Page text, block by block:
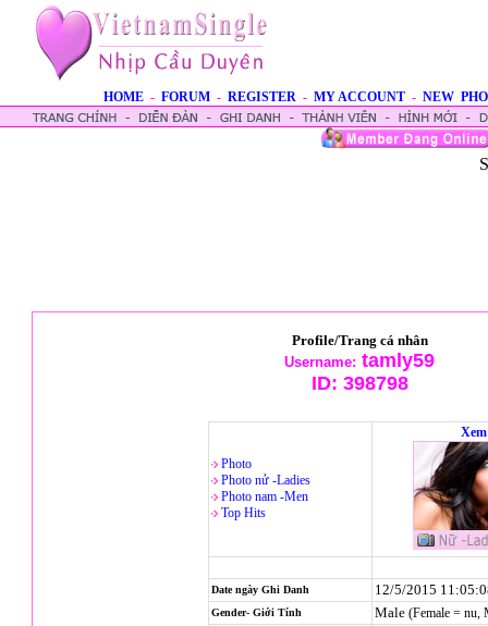
HOME - FORUM - REGISTER - MY ACCOUNT - NEW
Profile/Trang cá nhân
Username: tamly59
ID: 398798
Photo
Photo nử -Ladies
Photo nam -Men
Top Hits
Date ngày Ghi Danh 12/5/2015
Gender- Giới Tính Male (Female = nu,